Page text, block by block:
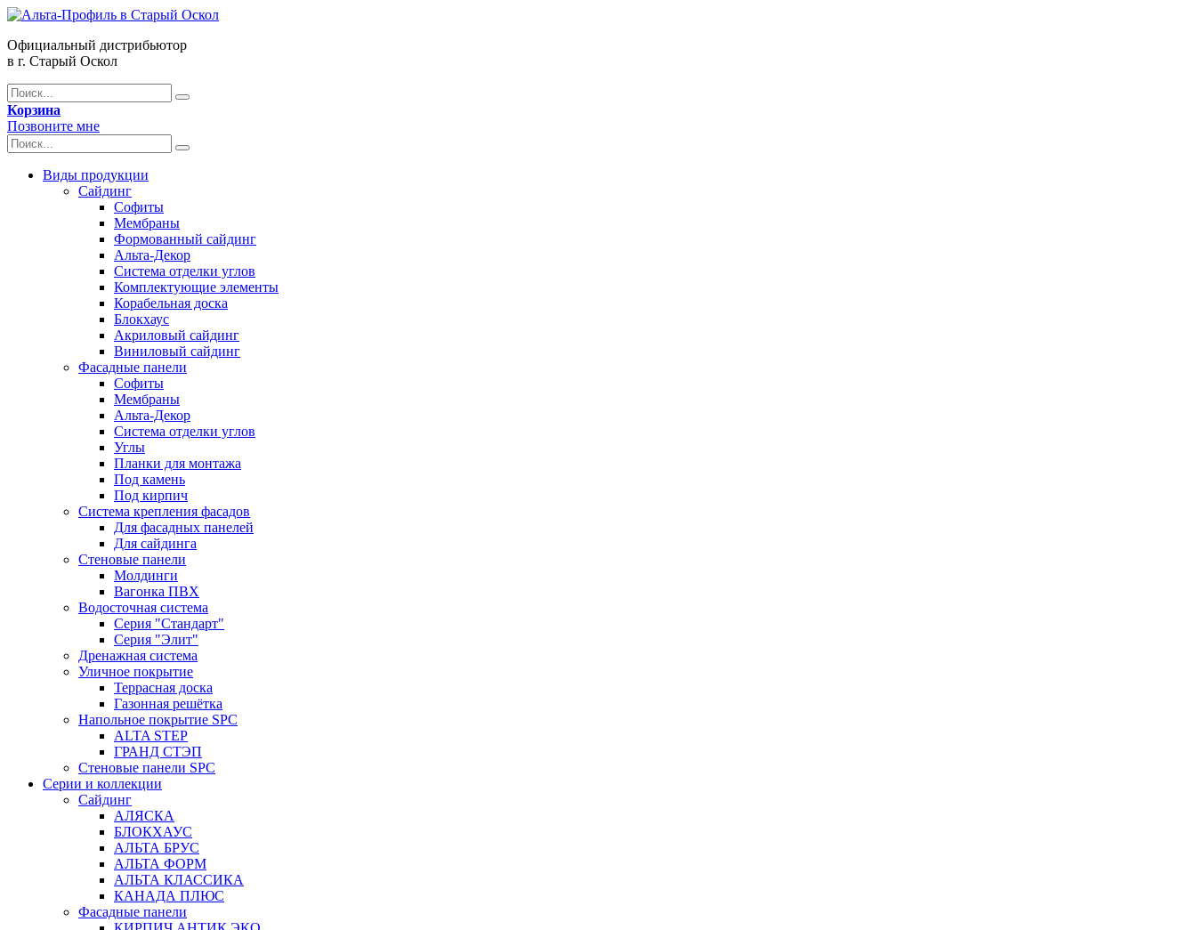
Официальный дистрибьютор
в г. Старый Оскол
Корзина
Позвоните мне
Виды продукции
Сайдинг
Софиты
Мембраны
Формованный сайдинг
Альта-Декор
Система отделки углов
Комплектующие элементы
Корабельная доска
Блокхаус
Акриловый сайдинг
Виниловый сайдинг
Фасадные панели
Софиты
Мембраны
Альта-Декор
Система отделки углов
Углы
Планки для монтажа
Под камень
Под кирпич
Система крепления фасадов
Для фасадных панелей
Для сайдинга
Стеновые панели
Молдинги
Вагонка ПВХ
Водосточная система
Серия "Стандарт"
Серия "Элит"
Дренажная система
Уличное покрытие
Террасная доска
Газонная решётка
Напольное покрытие SPC
ALTA STEP
ГРАНД СТЭП
Стеновые панели SPC
Серии и коллекции
Сайдинг
АЛЯСКА
БЛОКХАУС
АЛЬТА БРУС
АЛЬТА ФОРМ
АЛЬТА КЛАССИКА
КАНАДА ПЛЮС
Фасадные панели